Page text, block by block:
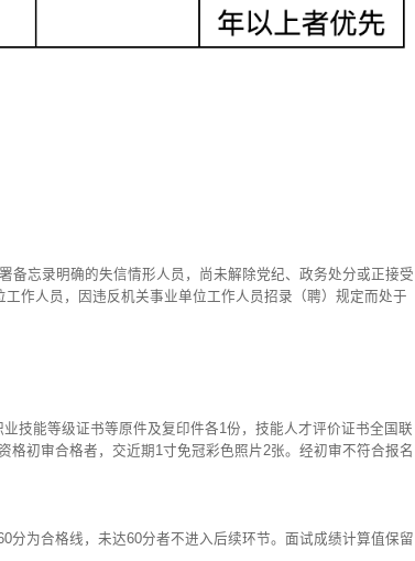
备忘录明确的失信情形人员，尚未解除党纪、政务处分或正接受
作人员，因违反机关事业单位工作人员招录（聘）规定而处于
技能等级证书等原件及复印件各1份，技能人才评价证书全国联
初审合格者，交近期1寸免冠彩色照片2张。经初审不符合报名
为合格线，未达60分者不进入后续环节。面试成绩计算值保留